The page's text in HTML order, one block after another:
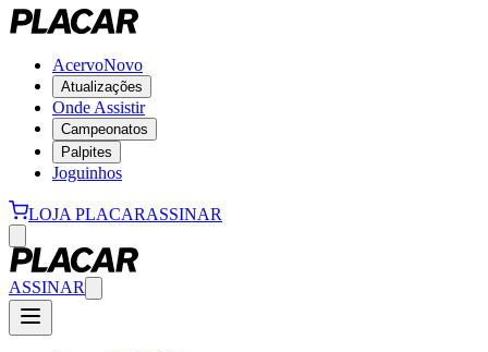
AcervoNovo
Atualizações
Onde Assistir
Campeonatos
Palpites
Joguinhos
LOJA PLACARASSINAR
ASSINAR